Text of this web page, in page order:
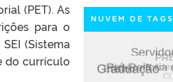
(PET). As
para o
(Sistema
do currículo
NUVEM DE TAGS